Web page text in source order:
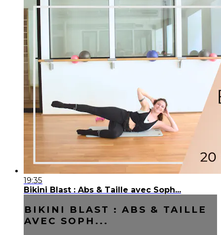
19:35
Bikini Blast : Abs & Taille avec Soph...
BIKINI BLAST : ABS & TAILLE
AVEC SOPH...